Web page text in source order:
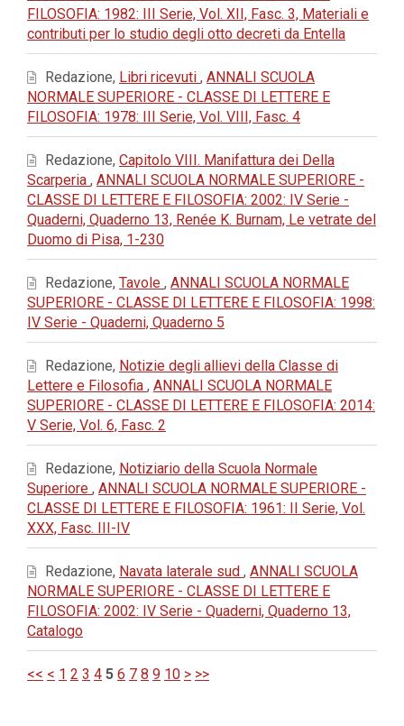
FILOSOFIA: 1982: III Serie, Vol. XII, Fasc. 3, Materiali e
contributi per lo studio degli otto decreti da Entella
Redazione, Libri ricevuti , ANNALI SCUOLA
NORMALE SUPERIORE - CLASSE DI LETTERE E
FILOSOFIA: 1978: III Serie, Vol. VIII, Fasc. 4
Redazione, Capitolo VIII. Manifattura dei Della
Scarperia , ANNALI SCUOLA NORMALE SUPERIORE -
CLASSE DI LETTERE E FILOSOFIA: 2002: IV Serie -
Quaderni, Quaderno 13, Renée K. Burnam, Le vetrate del
Duomo di Pisa, 1-230
Redazione, Tavole , ANNALI SCUOLA NORMALE
SUPERIORE - CLASSE DI LETTERE E FILOSOFIA: 1998:
IV Serie - Quaderni, Quaderno 5
Redazione, Notizie degli allievi della Classe di
Lettere e Filosofia , ANNALI SCUOLA NORMALE
SUPERIORE - CLASSE DI LETTERE E FILOSOFIA: 2014:
V Serie, Vol. 6, Fasc. 2
Redazione, Notiziario della Scuola Normale
Superiore , ANNALI SCUOLA NORMALE SUPERIORE -
CLASSE DI LETTERE E FILOSOFIA: 1961: II Serie, Vol.
XXX, Fasc. III-IV
Redazione, Navata laterale sud , ANNALI SCUOLA
NORMALE SUPERIORE - CLASSE DI LETTERE E
FILOSOFIA: 2002: IV Serie - Quaderni, Quaderno 13,
Catalogo
<< < 1 2 3 4 5 6 7 8 9 10 > >>